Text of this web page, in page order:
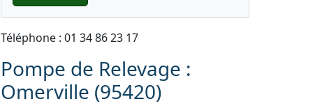
Téléphone : 01 34 86 23 17
Pompe de Relevage :
Omerville (95420)